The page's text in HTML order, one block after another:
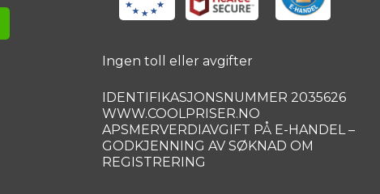
Ingen toll eller avgifter
IDENTIFIKASJONSNUMMER 2035626
WWW.COOLPRISER.NO
APSMERVERDIAVGIFT PÅ E-HANDEL –
GODKJENNING AV SØKNAD OM
REGISTRERING